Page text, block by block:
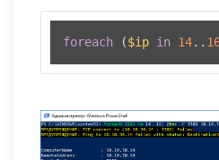
foreach ($ip in 14..